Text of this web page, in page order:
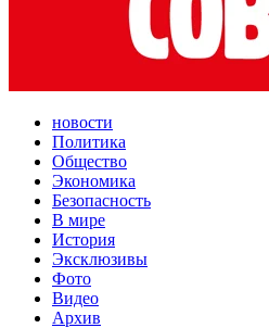
новости
Политика
Общество
Экономика
Безопасность
В мире
История
Эксклюзивы
Фото
Видео
Архив